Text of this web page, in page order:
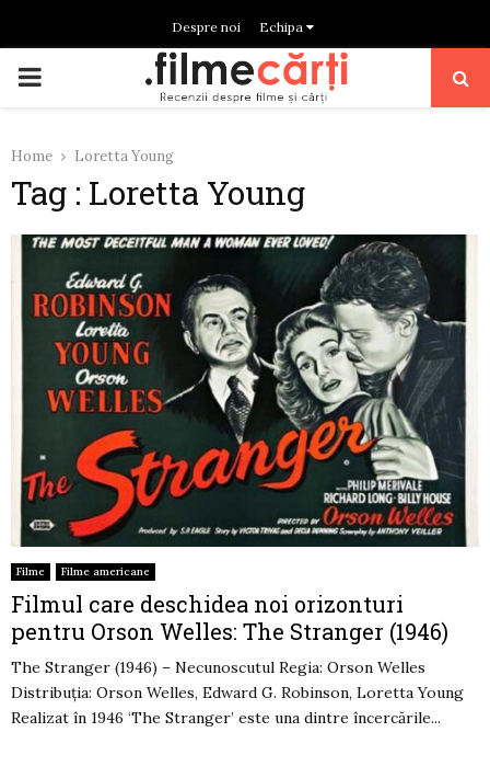
Despre noi Echipa
PRIMARY
Home Loretta Young
Tag : Loretta Young
Filme Filme americane
Filmul care deschidea noi orizonturi
pentru Orson Welles: The Stranger (1946)
The Stranger (1946) – Necunoscutul Regia: Orson Welles
Distribuția: Orson Welles, Edward G. Robinson, Loretta Young
Realizat în 1946 ‘The Stranger’ este una dintre încercările...